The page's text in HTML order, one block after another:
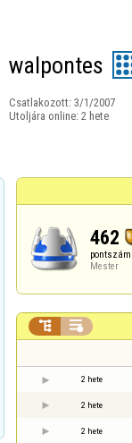
walpontes
Csatlakozott: 3/1/2007
Utoljára online: 2 hete
462
pontszám
Mester
 
2 hete
2 hete
2 hete